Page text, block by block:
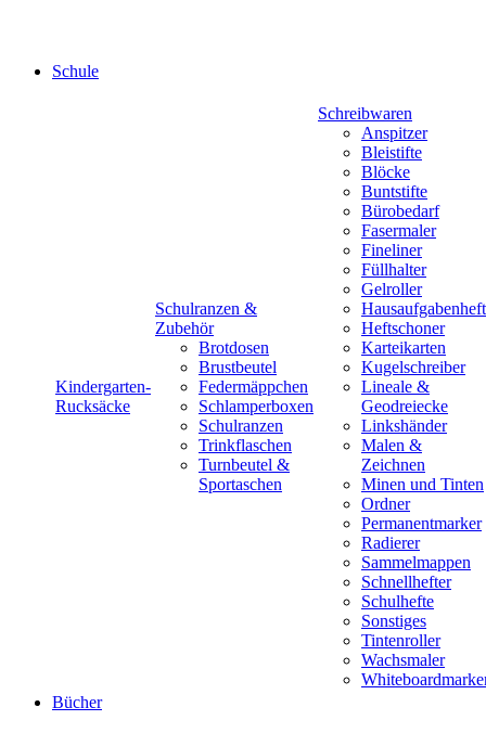
Schule
Kindergarten-
Rucksäcke
Schulranzen &
Zubehör
Brotdosen
Brustbeutel
Federmäppchen
Schlamperboxen
Schulranzen
Trinkflaschen
Turnbeutel &
Sportaschen
Schreibwaren
Anspitzer
Bleistifte
Blöcke
Buntstifte
Bürobedarf
Fasermaler
Fineliner
Füllhalter
Gelroller
Hausaufgabenheft
Heftschoner
Karteikarten
Kugelschreiber
Lineale &
Geodreiecke
Linkshänder
Malen &
Zeichnen
Minen und Tinten
Ordner
Permanentmarker
Radierer
Sammelmappen
Schnellhefter
Schulhefte
Sonstiges
Tintenroller
Wachsmaler
Bücher